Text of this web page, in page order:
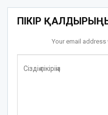
ПІКІР
Your email